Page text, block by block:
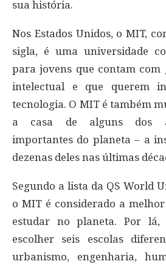
sua história.
Nos Estados Unidos, o MIT,
sigla, é uma universidade
para jovens que contam com
intelectual e que querem
tecnologia. O MIT é também
a casa de alguns dos
importantes do planeta – a
dezenas deles nas últimas
Segundo a lista da QS World
o MIT é considerado a
estudar no planeta. Por lá,
escolher seis escolas
urbanismo, engenharia,